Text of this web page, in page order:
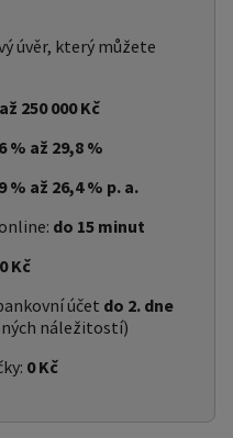
úvěr, který můžete
250 000 Kč
% až 29,8 %
% až 26,4 % p. a.
do 15 minut
0 Kč
účet do 2. dne
náležitostí)
0 Kč